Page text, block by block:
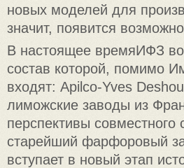
новых моделей для
значит, появится
В настоящее времяИФЗ
состав которой, помимо
входят: Apilco-Yves
лиможские заводы из
перспективы
старейший фарфоровый
вступает в новый этап